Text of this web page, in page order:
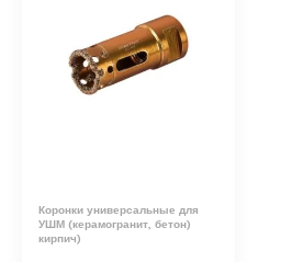
Коронки универсальные для
УШМ (керамогранит, бетон)
кирпич)